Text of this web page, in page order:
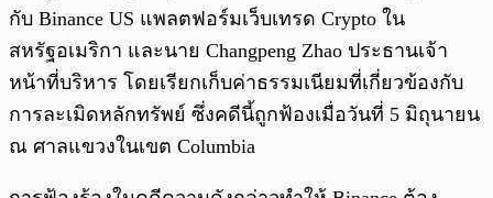
กับ Binance US แพลตฟอร์มเว็บเทรด Crypto ใน
สหรัฐอเมริกา และนาย Changpeng Zhao ประธานเจ้า
หน้าที่บริหาร โดยเรียกเก็บค่าธรรมเนียมที่เกี่ยวข้องกับ
การละเมิดหลักทรัพย์ ซึ่งคดีนี้ถูกฟ้องเมื่อวันที่ 5 มิถุนายน
ณ ศาลแขวงในเขต Columbia